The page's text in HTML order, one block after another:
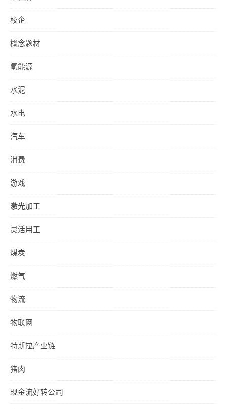
校企
概念题材
氢能源
水泥
水电
汽车
消费
游戏
激光加工
灵活用工
煤炭
燃气
物流
物联网
特斯拉产业链
猪肉
现金流好转公司